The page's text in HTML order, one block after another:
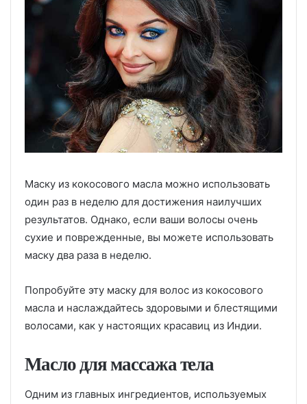
Маску из кокосового масла можно использовать
один раз в неделю для достижения наилучших
результатов. Однако, если ваши волосы очень
сухие и поврежденные, вы можете использовать
маску два раза в неделю.
Попробуйте эту маску для волос из кокосового
масла и наслаждайтесь здоровыми и блестящими
волосами, как у настоящих красавиц из Индии.
Масло для массажа тела
Одним из главных ингредиентов, используемых